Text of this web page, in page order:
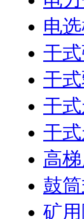
电
干
干
干
干
高
鼓
矿